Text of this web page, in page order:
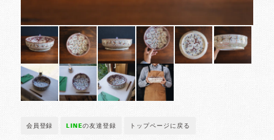
会員登録 LINEの友達登録 トップページに戻る